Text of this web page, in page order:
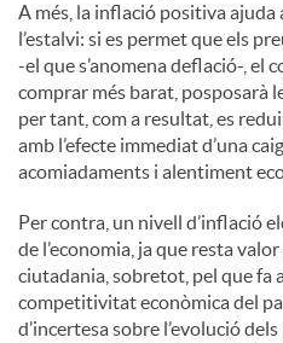
A més, la inflació positiva ajuda
l’estalvi: si es permet que els
-el que s’anomena deflació-, el
comprar més barat, posposarà
per tant, com a resultat, es
amb l’efecte immediat d’una
acomiadaments i alentiment
Per contra, un nivell d’inflació
de l’economia, ja que resta
ciutadania, sobretot, pel que fa
competitivitat econòmica del
d’incertesa sobre l’evolució